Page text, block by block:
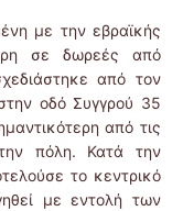
με την εβραϊκής
σε δωρεές από
από τον
οδό Συγγρού 35
από τις
πόλη. Κατά την
το κεντρικό
με εντολή των